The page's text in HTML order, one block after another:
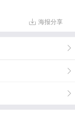
海报分享